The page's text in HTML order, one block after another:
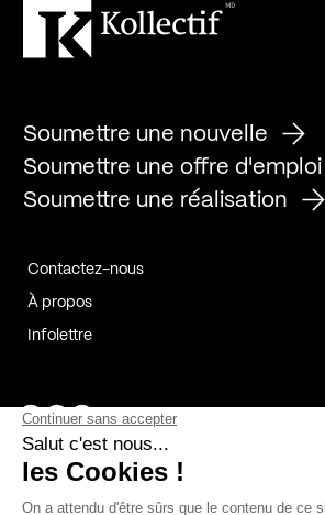
Soumettre une nouvelle
Soumettre une offre d'emploi
Soumettre une réalisation
Contactez-nous
À propos
Infolettre
Page Facebook de Kollectif
Page Instagram de Kollectif
Page Linkedin de Kollectif